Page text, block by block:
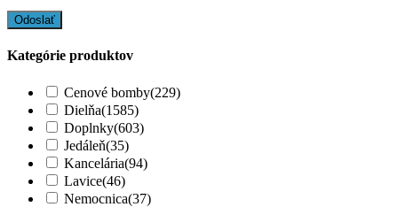
Kategórie produktov
Cenové bomby(229)
Dielňa(1585)
Doplnky(603)
Jedáleň(35)
Kancelária(94)
Lavice(46)
Nemocnica(37)